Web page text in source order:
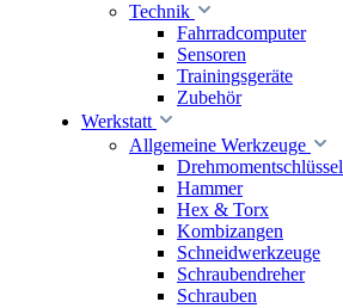
Technik
Fahrradcomputer
Sensoren
Trainingsgeräte
Zubehör
Werkstatt
Allgemeine Werkzeuge
Drehmomentschlüssel
Hammer
Hex & Torx
Kombizangen
Schneidwerkzeuge
Schraubendreher
Schrauben